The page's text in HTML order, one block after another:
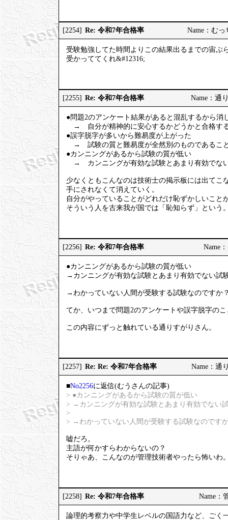
[2254] Re: 令和7年合格率 Name：む
受験勉強してた時間よりこの結果出るまでの宙ぶ
受かっててくれ&#12316;
[2255] Re: 令和7年合格率 Name：通
●問題2のアンケート結果があると混乱するから消
→ 自分が精神的に安心するかどうかと合格す
●誤字脱字が多いから難易度が上がった
→ 試験の質と難易度が全然別のものであるこ
●カンニングがあるから試験の質が低い
→ カンニングが有効な試験とあまり有効でな
少なくともこんなのは技術士の掲示板には出て
手にされなくて消えていく。
自分がやっていることがどれだけ恥ずかしいこと
そういう人を古来我が国では「恥知らず」という
[2256] Re: 令和7年合格率 Name
●カンニングがあるから試験の質が低い
→カンニングが有効な試験とあまり有効でない試
→わかっていない人間が受験する試験なのですか
てか、いつまで問題2のアンケートや誤字脱字の
この内容にずっと触れている通りすがりさん。
[2257] Re: Re: 令和7年合格率 Name：通
■No2256に返信(むうさんの記事)
> ●カンニングがあるから試験の質が低い
> →カンニングが有効な試験とあまり有効でない
>
> →わかっていない人間が受験する試験なのです
嘘だろ。
主語が何かすらわからないの？
そりゃあ、こんなのが管理技術者やったら怖いわ
[2258] Re: 令和7年合格率 Name：
論理的考察力や中学生レベルの国語力など、ごく